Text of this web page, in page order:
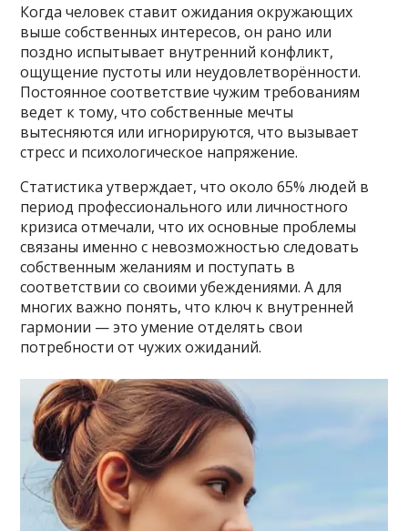
Когда человек ставит ожидания окружающих
выше собственных интересов, он рано или
поздно испытывает внутренний конфликт,
ощущение пустоты или неудовлетворённости.
Постоянное соответствие чужим требованиям
ведет к тому, что собственные мечты
вытесняются или игнорируются, что вызывает
стресс и психологическое напряжение.
Статистика утверждает, что около 65% людей в
период профессионального или личностного
кризиса отмечали, что их основные проблемы
связаны именно с невозможностью следовать
собственным желаниям и поступать в
соответствии со своими убеждениями. А для
многих важно понять, что ключ к внутренней
гармонии — это умение отделять свои
потребности от чужих ожиданий.